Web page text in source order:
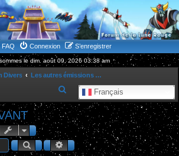
FAQ Connexion S’enregistrer
le dim. août 09, 2026 03:38 am
Divers Les autres émissions marquantes de notre jeunesse
Français
e
c
e
RechercherRecherche avancée